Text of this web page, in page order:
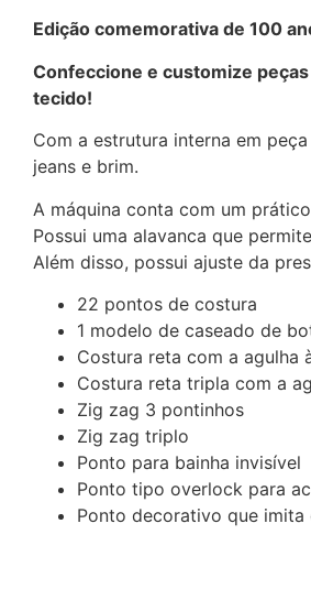
Edição comemorativa de 100
Confeccione e customize
tecido!
Com a estrutura interna em
jeans e brim.
A máquina conta com um
Possui uma alavanca que
Além disso, possui ajuste da
22 pontos de costura
1 modelo de caseado de
Costura reta com a agulha
Costura reta tripla com a
Zig zag 3 pontinhos
Zig zag triplo
Ponto para bainha invisível
Ponto tipo overlock para
Ponto decorativo que